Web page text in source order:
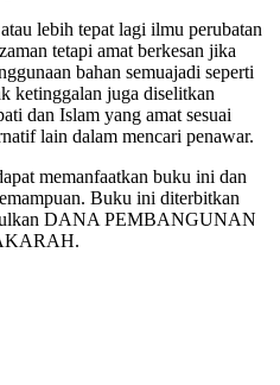
lebih tepat lagi ilmu perubatan
tetapi amat berkesan jika
bahan semuajadi seperti
ketinggalan juga diselitkan
dan Islam yang amat sesuai
lain dalam mencari penawar.
memanfaatkan buku ini dan
Buku ini diterbitkan
DANA PEMBANGUNAN